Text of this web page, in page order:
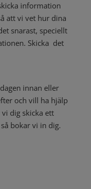
information
att vi vet hur dina
snarast, speciellt
Skicka det
innan eller
och vill ha hjälp
dig skicka ett
bokar vi in dig.